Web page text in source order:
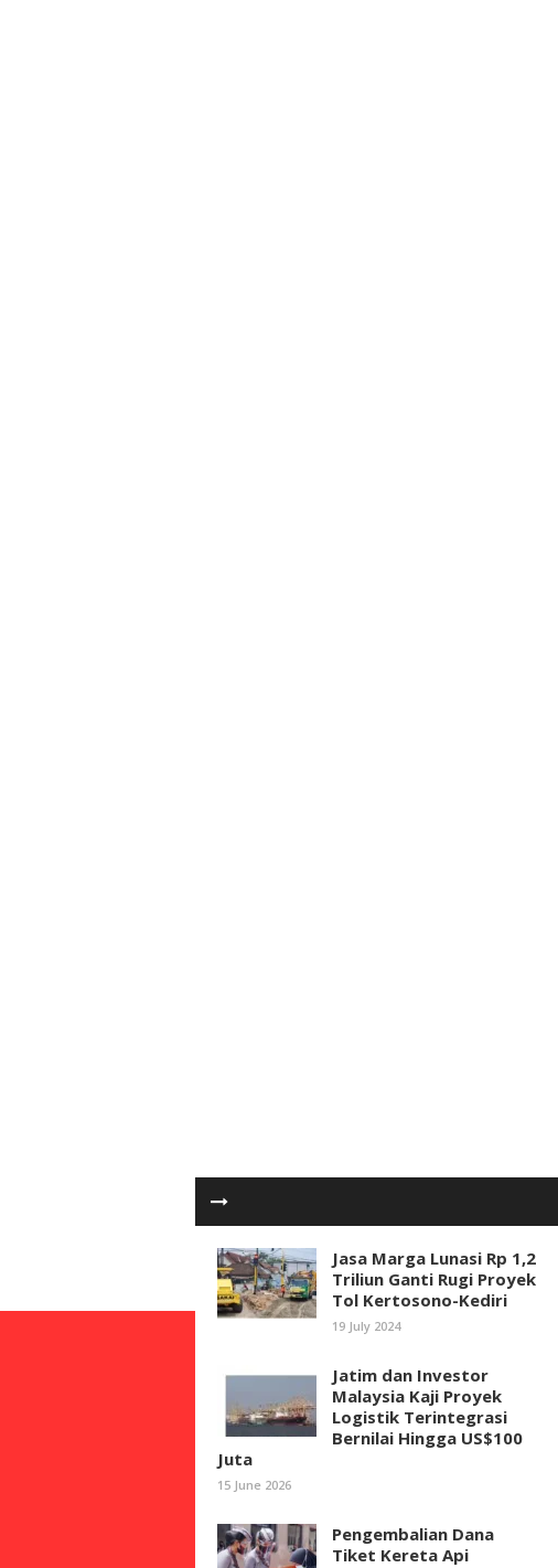
Jasa Marga Lunasi Rp 1,2
Triliun Ganti Rugi Proyek
Tol Kertosono-Kediri
19 July 2024
Jatim dan Investor
Malaysia Kaji Proyek
Logistik Terintegrasi
Bernilai Hingga US$100
Juta
15 June 2026
Pengembalian Dana
Tiket Kereta Api